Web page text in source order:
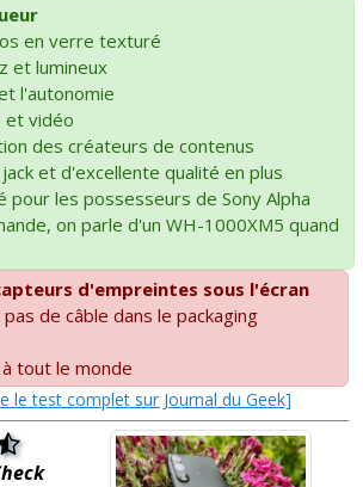
en verre texturé
et lumineux
l'autonomie
et vidéo
des créateurs de contenus
et d'excellente qualité en plus
pour les possesseurs de Sony Alpha
on parle d'un WH-1000XM5 quand
d'empreintes sous l'écran
de câble dans le packaging
tout le monde
le test complet sur Journal du Geek]